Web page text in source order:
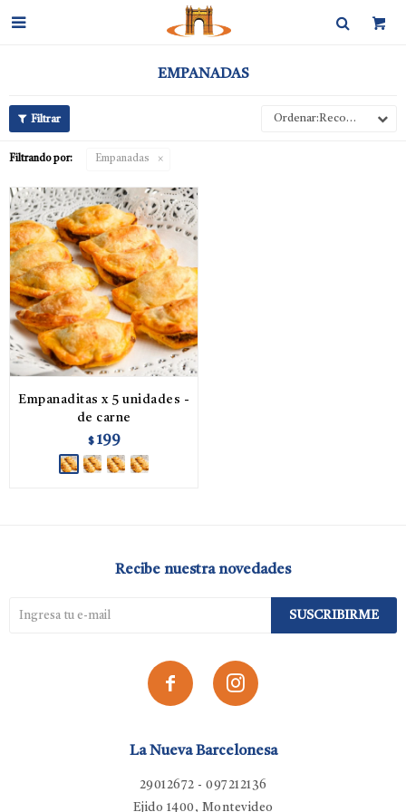

EMPANADAS
Recomendados
Filtrando por: Empanadas
Empanaditas x 5 unidades -
de carne
$ 199
La Nueva Barcelonesa
29012672 - 097212136
Ejido 1400, Montevideo
Recibe nuestra novedades
SUSCRIBIRME
 